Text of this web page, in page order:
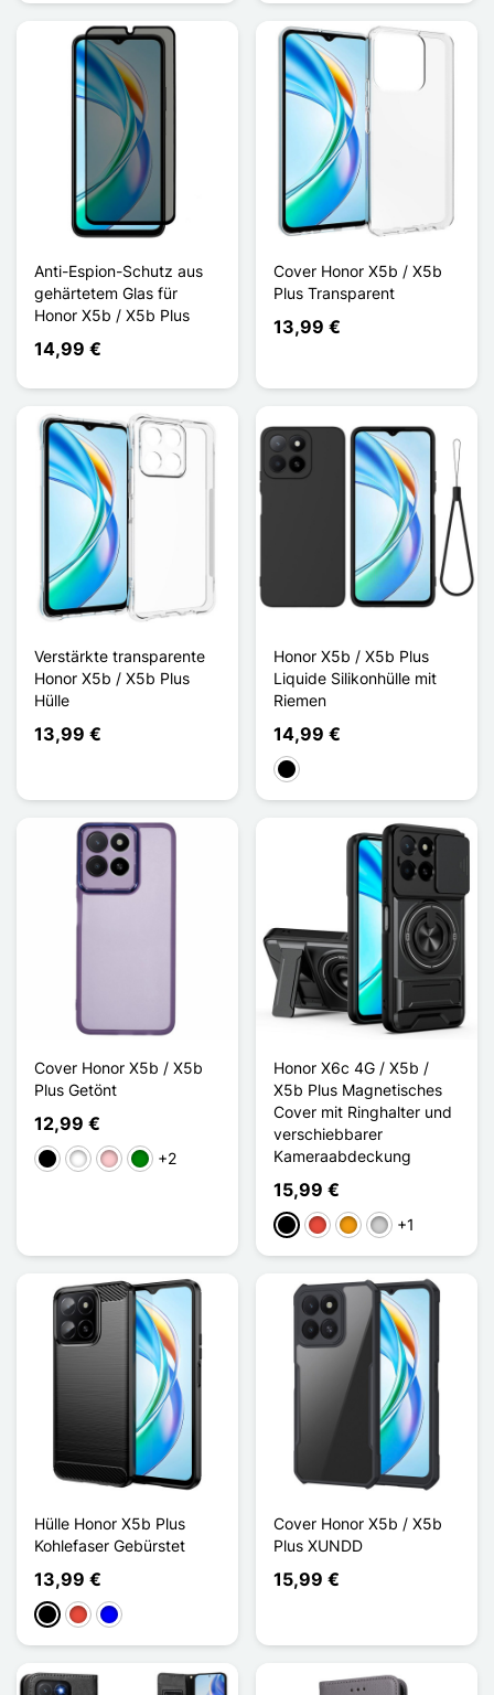
Anti-Espion-Schutz aus
gehärtetem Glas für
Honor X5b / X5b Plus
14,99 €
Cover Honor X5b / X5b
Plus Transparent
13,99 €
Verstärkte transparente
Honor X5b / X5b Plus
Hülle
13,99 €
Honor X5b / X5b Plus
Liquide Silikonhülle mit
Riemen
14,99 €
Schwarz
Cover Honor X5b / X5b
Plus Getönt
12,99 €
Schwarz
WeißPinkGrün+2
Honor X6c 4G / X5b /
X5b Plus Magnetisches
Cover mit Ringhalter und
verschiebbarer
Kameraabdeckung
15,99 €
Schwarz
Rot OrangeSilber
+1
Hülle Honor X5b Plus
Kohlefaser Gebürstet
13,99 €
Schwarz
Rot Blau
Cover Honor X5b / X5b
Plus XUNDD
15,99 €